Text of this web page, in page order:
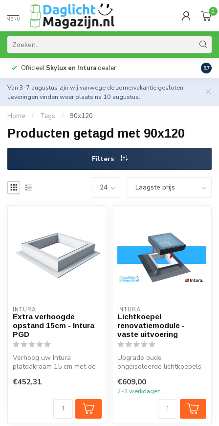
MENU
0
Officieel Skylux en Intura dealer 8.7
Van 3-7 augustus zijn wij vanwege de zomervakantie gesloten.
Leveringen vinden weer plaats na 10 augustus.
Home / Tags / 90x120
Producten getagd met 90x120
Filters
INTURA
Extra verhoogde
opstand 15cm - Intura
PGD
Verhoog uw Intura
platdakraam 15 cm met de
PGD
€452,31
INTURA
Lichtkoepel
renovatiemodule -
vaste uitvoering
Upgrade oude
ongeïsoleerde lichtkoepels
renovatiemodul...
€609,00
2-3 werkdagen